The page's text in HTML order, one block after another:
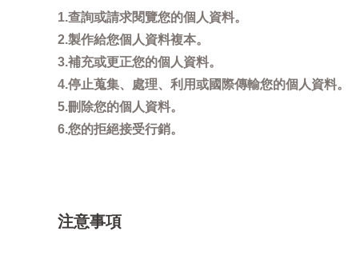
1.查詢或請求閱覽您的個人資料。
2.製作給您個人資料複本。
3.補充或更正您的個人資料。
4.停止蒐集、處理、利用或國際傳輸您的個人資料。
5.刪除您的個人資料。
6.您的拒絕接受行銷。
注意事項